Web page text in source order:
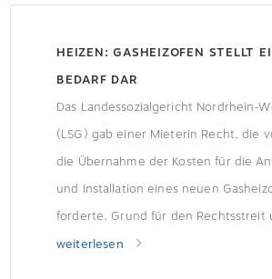
HEIZEN: GASHEIZOFEN STELLT
BEDARF DAR
Das Landessozialgericht Nordrhein-
(LSG) gab einer Mieterin Recht, die
die Übernahme der Kosten für die
und Installation eines neuen
forderte. Grund für den Rechtsstreit
war eine Klausel im Mietvertrag.
weiterlesen